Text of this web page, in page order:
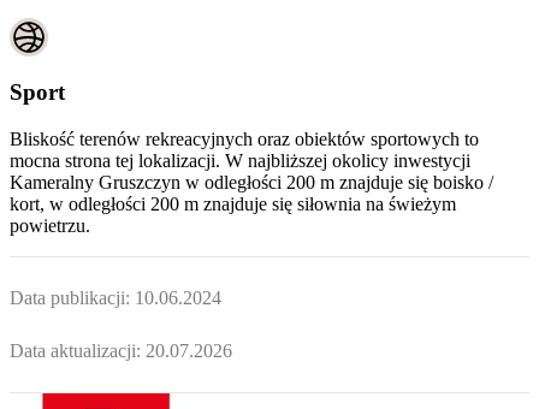
Sport
Bliskość terenów rekreacyjnych oraz obiektów sportowych to
mocna strona tej lokalizacji. W najbliższej okolicy inwestycji
Kameralny Gruszczyn w odległości 200 m znajduje się boisko /
kort, w odległości 200 m znajduje się siłownia na świeżym
powietrzu.
Data publikacji: 10.06.2024
Data aktualizacji: 20.07.2026